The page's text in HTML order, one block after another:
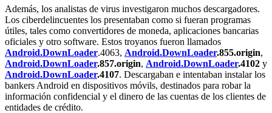
Además, los analistas de virus investigaron muchos descargadores.
Los ciberdelincuentes los presentaban como si fueran programas
útiles, tales como convertidores de moneda, aplicaciones bancarias
oficiales y otro software. Estos troyanos fueron llamados
Android.DownLoader.4063, Android.DownLoader.855.origin,
Android.DownLoader.857.origin, Android.DownLoader.4102 y
Android.DownLoader.4107. Descargaban e intentaban instalar los
bankers Android en dispositivos móvils, destinados para robar la
información confidencial y el dinero de las cuentas de los clientes de
entidades de crédito.